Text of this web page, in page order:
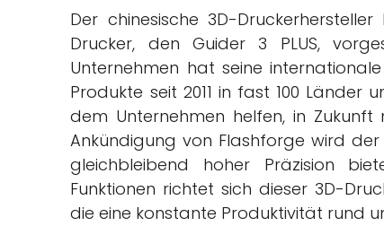
Der chinesische 3D-
Drucker, den Guider 3 PLUS,
Unternehmen hat seine
Produkte seit 2011 in fast 100 Länder
dem Unternehmen helfen, in
Ankündigung von Flashforge wird der
gleichbleibend hoher Präzision
Funktionen richtet sich dieser 3D-
die eine konstante Produktivität rund